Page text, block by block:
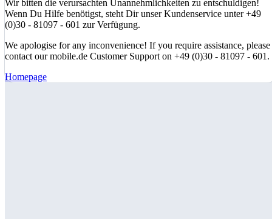
Wir bitten die verursachten Unannehmlichkeiten zu entschuldigen!
Wenn Du Hilfe benötigst, steht Dir unser Kundenservice unter +49
(0)30 - 81097 - 601 zur Verfügung.
We apologise for any inconvenience! If you require assistance, please
contact our mobile.de Customer Support on +49 (0)30 - 81097 - 601.
Homepage